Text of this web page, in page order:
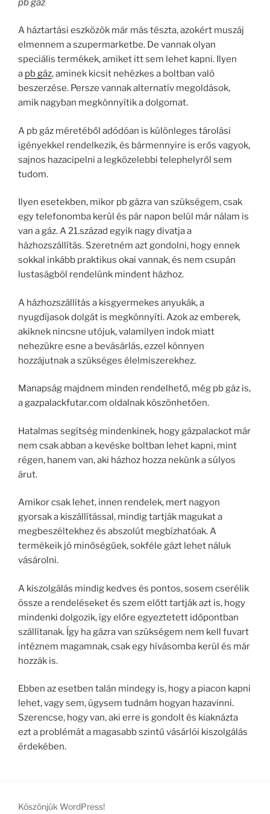
A háztartási eszközök már más tészta, azokért muszáj
elmennem a szupermarketbe. De vannak olyan
speciális termékek, amiket itt sem lehet kapni. Ilyen
a pb gáz, aminek kicsit nehézkes a boltban való
beszerzése. Persze vannak alternatív megoldások,
amik nagyban megkönnyítik a dolgomat.
A pb gáz méretéből adódóan is különleges tárolási
igényekkel rendelkezik, és bármennyire is erős vagyok,
sajnos hazacipelni a legközelebbi telephelyről sem
tudom.
Ilyen esetekben, mikor pb gázra van szükségem, csak
egy telefonomba kerül és pár napon belül már nálam is
van a gáz. A 21.század egyik nagy divatja a
házhozszállítás. Szeretném azt gondolni, hogy ennek
sokkal inkább praktikus okai vannak, és nem csupán
lustaságból rendelünk mindent házhoz.
A házhozszállítás a kisgyermekes anyukák, a
nyugdíjasok dolgát is megkönnyíti. Azok az emberek,
akiknek nincsne utójuk, valamilyen indok miatt
nehezükre esne a bevásárlás, ezzel könnyen
hozzájutnak a szükséges élelmiszerekhez.
Manapság majdnem minden rendelhető, még pb gáz is,
a gazpalackfutar.com oldalnak köszönhetően.
Hatalmas segítség mindenkinek, hogy gázpalackot már
nem csak abban a kevéske boltban lehet kapni, mint
régen, hanem van, aki házhoz hozza nekünk a súlyos
árut.
Amikor csak lehet, innen rendelek, mert nagyon
gyorsak a kiszállítással, mindig tartják magukat a
megbeszéltekhez és abszolút megbízhatóak. A
termékeik jó minőségűek, sokféle gázt lehet náluk
vásárolni.
A kiszolgálás mindig kedves és pontos, sosem cserélik
össze a rendeléseket és szem előtt tartják azt is, hogy
mindenki dolgozik, így előre egyeztetett időpontban
szállítanak. Így ha gázra van szükségem nem kell fuvart
intéznem magamnak, csak egy hívásomba kerül és már
hozzák is.
Ebben az esetben talán mindegy is, hogy a piacon kapni
lehet, vagy sem, úgysem tudnám hogyan hazavinni.
Szerencse, hogy van, aki erre is gondolt és kiaknázta
ezt a problémát a magasabb szintű vásárlói kiszolgálás
érdekében.
Köszönjük WordPress!